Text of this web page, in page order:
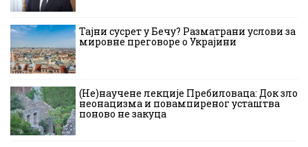
Тајни сусрет у Бечу? Разматрани услови за
мировне преговоре о Украјини
(Не)научене лекције Пребиловаца: Док зло
неонацизма и повампиреног усташтва
поново не закуца